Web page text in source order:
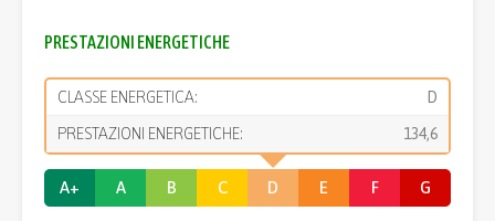
PRESTAZIONI ENERGETICHE
CLASSE ENERGETICA: D
PRESTAZIONI ENERGETICHE: 134,6
A+ A B C D E F G